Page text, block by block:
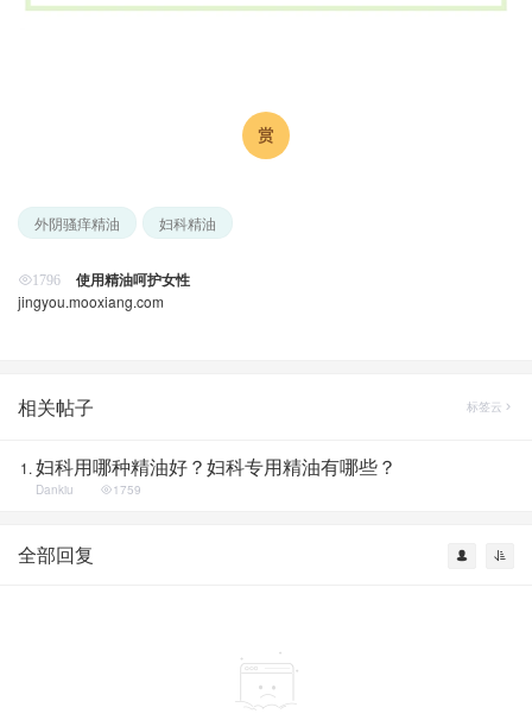
外阴骚痒精油 妇科精油
1796 使用精油呵护女性
jingyou.mooxiang.com
相关帖子 标签云
妇科用哪种精油好？妇科专用精油有哪些？
Dankiu 1759
全部回复